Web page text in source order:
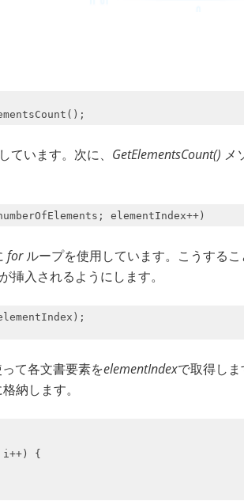
ています。次に、 GetElementsCount() メ
elementIndex++)
forループを使用しています。こうする
が挿入されるようにします。
て各文書要素をelementIndexで取得し
納します。